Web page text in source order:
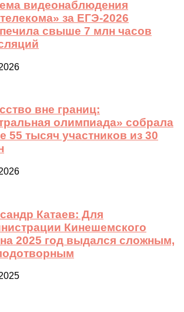
видеонаблюдения
за ЕГЭ-2026
свыше 7 млн часов
вне границ:
олимпиада» собрала
55 тысяч участников из 30
Катаев: Для
Кинешемского
2025 год выдался сложным,